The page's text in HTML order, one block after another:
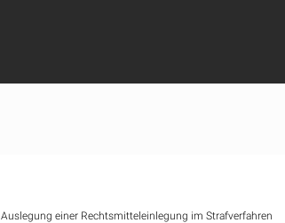
Auslegung einer Rechtsmitteleinlegung im Strafverfahren